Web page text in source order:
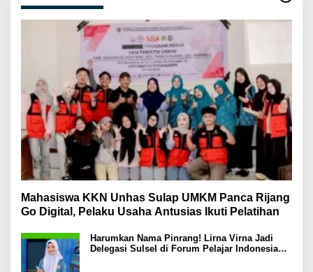
Mahasiswa KKN Unhas Sulap UMKM Panca Rijang
Go Digital, Pelaku Usaha Antusias Ikuti Pelatihan
Harumkan Nama Pinrang! Lirna Virna Jadi
Delegasi Sulsel di Forum Pelajar Indonesia